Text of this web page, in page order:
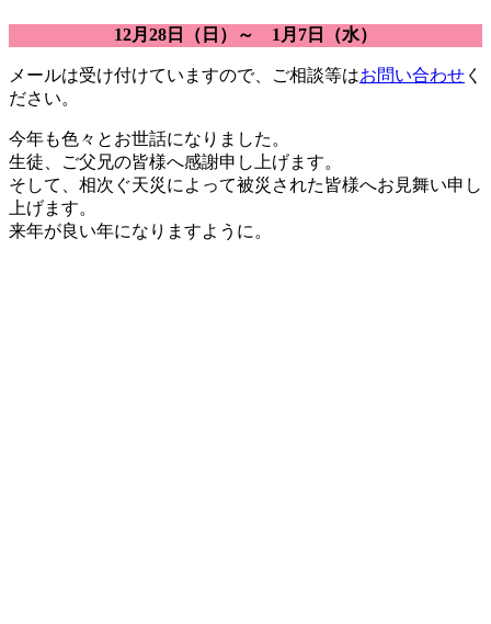
12月28日（日）～ 1月7日（水）
メールは受け付けていますので、ご相談等はお問い合わせ く
ださい。
今年も色々とお世話になりました。
生徒、ご父兄の皆様へ感謝申し上げます。
そして、相次ぐ天災によって被災された皆様へお見舞い申し
上げます。
来年が良い年になりますように。